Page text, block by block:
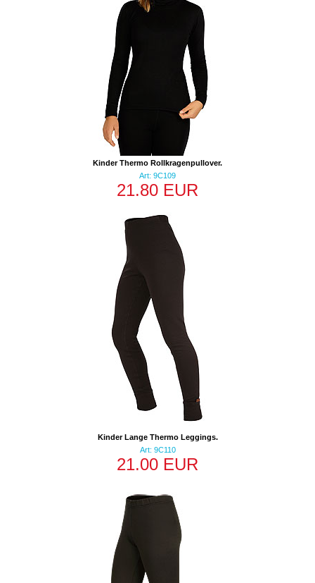
Kinder Thermo Rollkragenpullover.
Art: 9C109
21.80 EUR
Kinder Lange Thermo Leggings.
Art: 9C110
21.00 EUR